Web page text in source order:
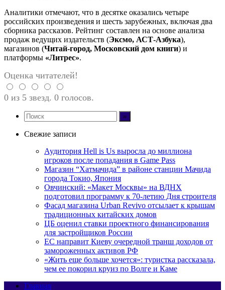
Аналитики отмечают, что в десятке оказались четыре
российских произведения и шесть зарубежных, включая два
сборника рассказов. Рейтинг составлен на основе анализа
продаж ведущих издательств (Эксмо, АСТ‑Азбука),
магазинов (Читай‑город, Московский дом книги) и
платформы «Литрес».
Оценка читателей!
0 из 5 звезд. 0 голосов.
Свежие записи
Аудитория Hell is Us выросла до миллиона
игроков после попадания в Game Pass
Магазин “Хатмачида” в районе станции Мачида
города Токио, Япония
Овчинский: «Макет Москвы» на ВДНХ
подготовил программу к 70-летию Дня строителя
Фасад магазина Urban Revivo отсылает к крышам
традиционных китайских домов
ЦБ оценил ставки проектного финансирования
для застройщиков России
ЕС направит Киеву очередной транш доходов от
замороженных активов РФ
«Жить еще больше хочется»: туристка рассказала,
чем ее покорил круиз по Волге и Каме
Главная